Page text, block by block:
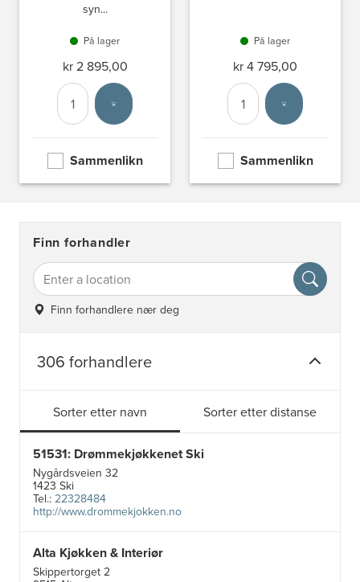
syn...
På lager
kr 2 895,00
Antall
Velg enhet
Sammenlikn
På lager
kr 4 795,00
Antall
Velg enhet
Sammenlikn
Finn forhandler
Finn forhandlere nær deg
306 forhandlere
Sorter etter navn Sorter etter distanse
51531: Drømmekjøkkenet Ski
Nygårdsveien 32
1423 Ski
Tel.:22328484
http://www.drommekjokken.no
Alta Kjøkken & Interiør
Skippertorget 2